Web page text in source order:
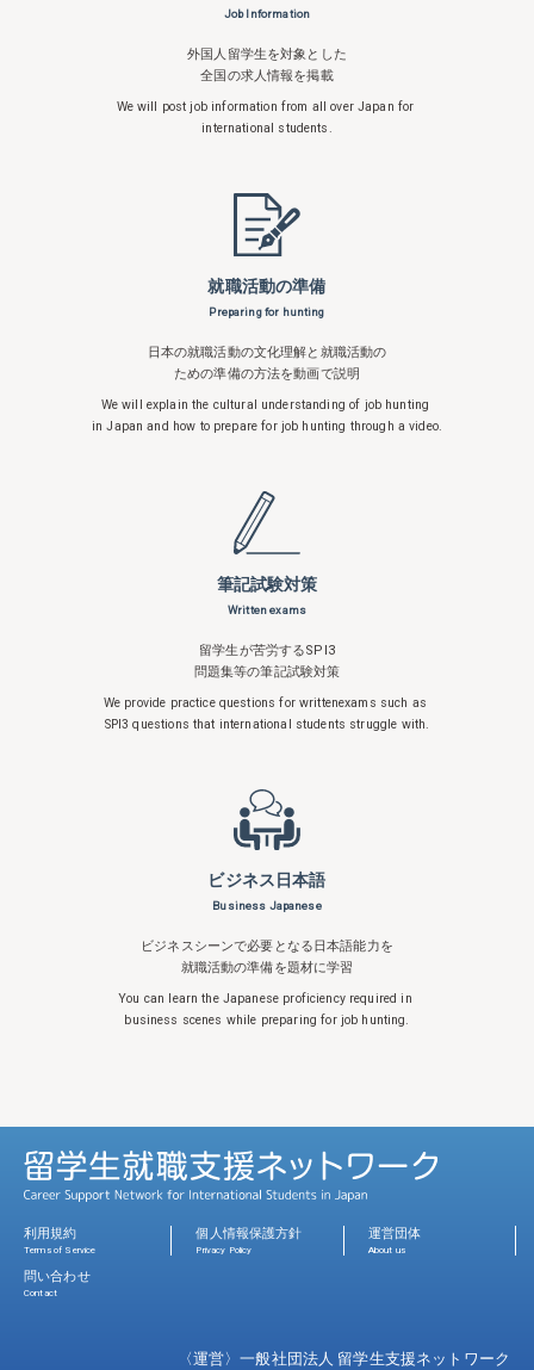
Job Information
外国人留学生を対象とした
全国の求人情報を掲載
We will post job information from all over Japan for
international students.
就職活動の準備
Preparing for hunting
日本の就職活動の文化理解と就職活動の
ための準備の方法を動画で説明
We will explain the cultural understandingof job hunting
in Japan and how to prepare for job hunting through a video.
筆記試験対策
Written exams
留学生が苦労するSPI3
問題集等の筆記試験対策
We provide practice questions for writtenexams such as
SPI3 questions that international students struggle with.
ビジネス日本語
Business Japanese
ビジネスシーンで必要となる日本語能力を
就職活動の準備を題材に学習
You can learn the Japanese proficiency required in
business scenes while preparing for job hunting.
利用規約
Terms of Service
個人情報保護方針
Privacy Policy
運営団体
About us
問い合わせ
Contact
〈運営〉一般社団法人 留学生支援ネットワーク